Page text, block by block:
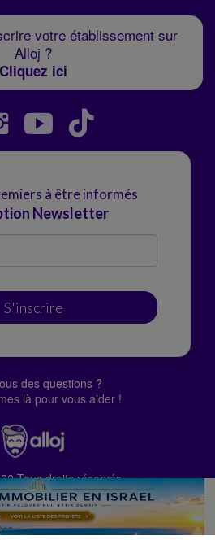
votre établissement sur
Alloj ?
Cliquez ici
à être informés
Newsletter
S'inscrire
des questions ?
là pour vous aider !
Tous droits réservés